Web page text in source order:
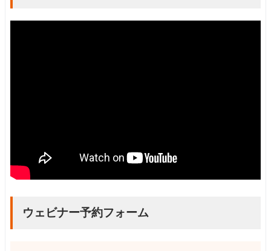
ウェビナー予約フォーム